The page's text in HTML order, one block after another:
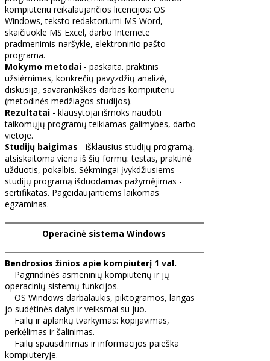
kompiuteriu reikalaujančios licencijos: OS
Windows, teksto redaktoriumi MS Word,
skaičiuokle MS Excel, darbo Internete
pradmenimis-naršykle, elektroninio pašto
programa.
Mokymo metodai - paskaita. praktinis
užsiėmimas, konkrečių pavyzdžių analizė,
diskusija, savarankiškas darbas kompiuteriu
(metodinės medžiagos studijos).
Rezultatai - klausytojai išmoks naudoti
taikomųjų programų teikiamas galimybes, darbo
vietoje.
Studijų baigimas - išklausius studijų programą,
atsiskaitoma viena iš šių formų: testas, praktinė
užduotis, pokalbis. Sėkmingai įvykdžiusiems
studijų programą išduodamas pažymėjimas -
sertifikatas. Pageidaujantiems laikomas
egzaminas.
Operacinė sistema Windows
Bendrosios žinios apie kompiuterį 1 val.
Pagrindinės asmeninių kompiuterių ir jų
operacinių sistemų funkcijos.
OS Windows darbalaukis, piktogramos, langas
jo sudėtinės dalys ir veiksmai su juo.
Failų ir aplankų tvarkymas: kopijavimas,
perkėlimas ir šalinimas.
Failų spausdinimas ir informacijos paieška
kompiuteryje.